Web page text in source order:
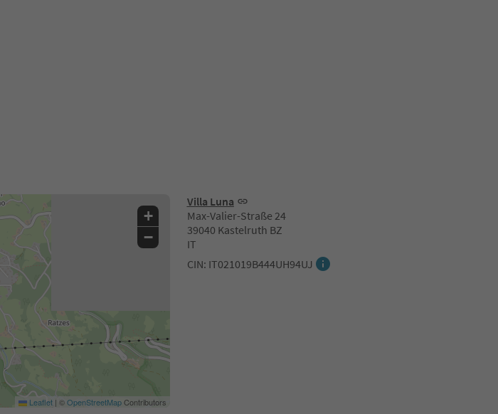
Villa Luna
Max-Valier-Straße 24
39040 Kastelruth BZ
IT
CIN: IT021019B444UH94UJ
+
−
Leaflet | ©OpenStreetMapContributors